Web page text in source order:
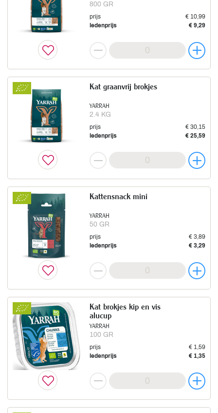
800 GR
prijs
€ 10,99
ledenprijs
€ 9,29
YARRAH
2.4 KG
Kat graanvrij brokjes
prijs
€ 30,15
ledenprijs
€ 25,59
YARRAH
50 GR
Kattensnack mini
prijs
€ 3,89
ledenprijs
€ 3,29
YARRAH
100 GR
Kat brokjes kip en vis
alucup
prijs
€ 1,59
ledenprijs
€ 1,35